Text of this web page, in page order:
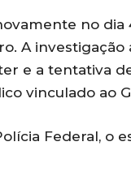
no
A
e a tentativa
vinculado ao
Federal, o